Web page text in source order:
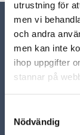
utrustning för
men vi
och andra
men kan inte
ihop uppgifter
stannar på
Nödvändig
Vad händer
Vilken